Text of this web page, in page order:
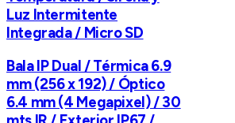
Luz Intermitente
Integrada / Micro SD
Bala IP Dual / Térmica 6.9
mm (256 x 192) / Óptico
6.4 mm (4 Megapixel) / 30